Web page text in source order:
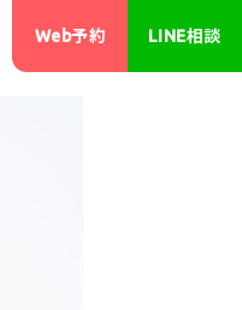
Web予約 LINE相談